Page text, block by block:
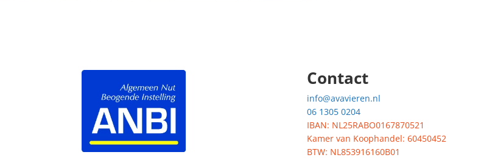
Contact
info@avavieren.nl
06 1305 0204
IBAN: NL25RABO0167870521
Kamer van Koophandel: 60450452
BTW: NL853916160B01